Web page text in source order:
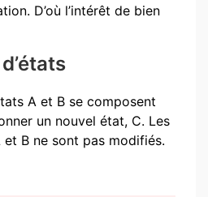
D’où l’intérêt de bien
A et B se composent
un nouvel état, C. Les
et B ne sont pas modifiés.